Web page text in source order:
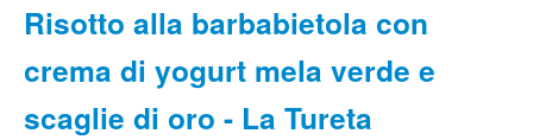
Risotto alla barbabietola con
crema di yogurt mela verde e
scaglie di oro - La Tureta